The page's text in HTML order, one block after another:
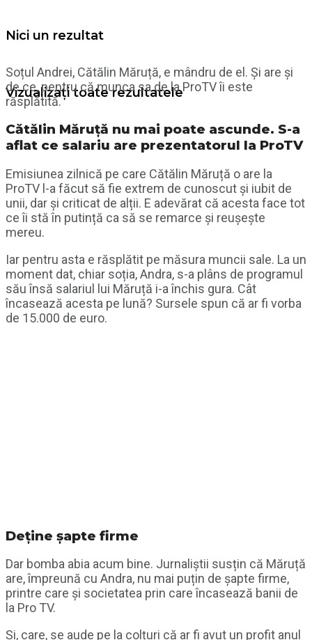
Nici un rezultat
Vizualizați toate rezultatele
Soțul Andrei, Cătălin Măruță, e mândru de el. Și are și
de ce, pentru că munca sa de la ProTV îi este
răsplătită.
Cătălin Măruță nu mai poate ascunde. S-a
aflat ce salariu are prezentatorul la ProTV
Emisiunea zilnică pe care Cătălin Măruță o are la
ProTV l-a făcut să fie extrem de cunoscut și iubit de
unii, dar și criticat de alții. E adevărat că acesta face tot
ce îi stă în putință ca să se remarce și reușește
mereu.
Iar pentru asta e răsplătit pe măsura muncii sale. La un
moment dat, chiar soția, Andra, s-a plâns de programul
său însă salariul lui Măruță i-a închis gura. Cât
încasează acesta pe lună? Sursele spun că ar fi vorba
de 15.000 de euro.
Deține șapte firme
Dar bomba abia acum bine. Jurnaliștii susțin că Măruță
are, împreună cu Andra, nu mai puțin de șapte firme,
printre care și societatea prin care încasează banii de
la Pro TV.
Și, care, se aude pe la colțuri că ar fi avut un profit anul